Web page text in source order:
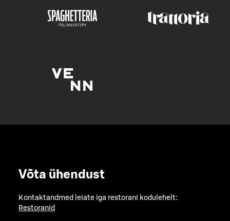
Võta ühendust
Kontaktandmed leiate iga restorani kodulehelt:
Restoranid